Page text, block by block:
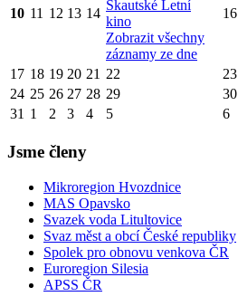
10 11 12 13 14
Skautské Letní
kino
Zobrazit všechny
záznamy ze dne
16
17 18 19 20 21 22
23
24 25 26 27 28 29
30
31 1 2 3 4 5 6
Jsme členy
Mikroregion Hvozdnice
MAS Opavsko
Svazek voda Litultovice
Svaz měst a obcí České republiky
Spolek pro obnovu venkova ČR
Euroregion Silesia
APSS ČR